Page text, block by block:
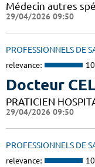
Médecin autres
29/04/2026 09:50
PROFESSIONNELS DE
relevance:
Docteur
PRATICIEN
29/04/2026 09:50
PROFESSIONNELS DE
relevance: